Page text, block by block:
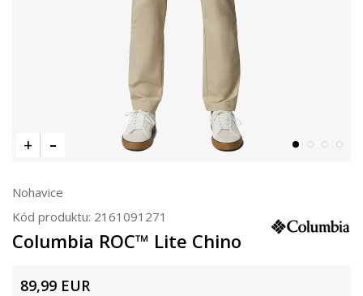
Nohavice
Kód produktu: 2161091271
Columbia ROC™ Lite Chino
89,99 EUR